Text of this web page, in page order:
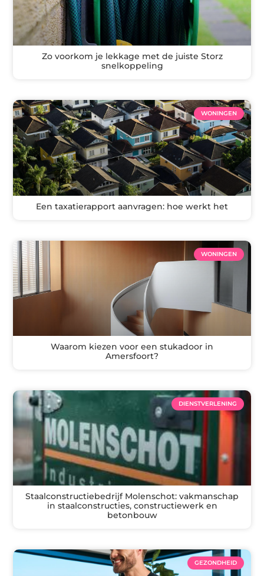
Zo voorkom je lekkage met de juiste Storz
snelkoppeling
WONINGEN
Een taxatierapport aanvragen: hoe werkt het
WONINGEN
Waarom kiezen voor een stukadoor in
Amersfoort?
DIENSTVERLENING
Staalconstructiebedrijf Molenschot: vakmanschap
in staalconstructies, constructiewerk en
betonbouw
GEZONDHEID